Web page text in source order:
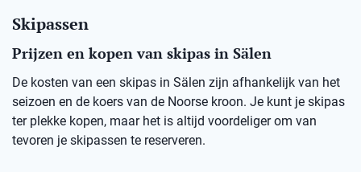
Skipassen
Prijzen en kopen van skipas in Sälen
De kosten van een skipas in Sälen zijn afhankelijk van het
seizoen en de koers van de Noorse kroon. Je kunt je skipas
ter plekke kopen, maar het is altijd voordeliger om van
tevoren je skipassen te reserveren.